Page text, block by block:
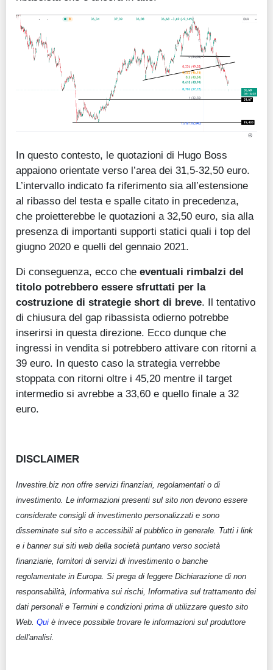
In questo contesto, le quotazioni di Hugo Boss
appaiono orientate verso l’area dei 31,5-32,50 euro.
L’intervallo indicato fa riferimento sia all’estensione
al ribasso del testa e spalle citato in precedenza,
che proietterebbe le quotazioni a 32,50 euro, sia alla
presenza di importanti supporti statici quali i top del
giugno 2020 e quelli del gennaio 2021.
Di conseguenza, ecco che eventuali rimbalzi del
titolo potrebbero essere sfruttati per la
costruzione di strategie short di breve. Il tentativo
di chiusura del gap ribassista odierno potrebbe
inserirsi in questa direzione. Ecco dunque che
ingressi in vendita si potrebbero attivare con ritorni a
39 euro. In questo caso la strategia verrebbe
stoppata con ritorni oltre i 45,20 mentre il target
intermedio si avrebbe a 33,60 e quello finale a 32
euro.
DISCLAIMER
Investire.biz non offre servizi finanziari, regolamentati o di
investimento. Le informazioni presenti sul sito non devono essere
considerate consigli di investimento personalizzati e sono
disseminate sul sito e accessibili al pubblico in generale. Tutti i link
e i banner sui siti web della società puntano verso società
finanziarie, fornitori di servizi di investimento o banche
regolamentate in Europa. Si prega di leggere Dichiarazione di non
responsabilità, Informativa sui rischi, Informativa sul trattamento dei
dati personali e Termini e condizioni prima di utilizzare questo sito
Web. Qui è invece possibile trovare le informazioni sul produttore
dell'analisi.